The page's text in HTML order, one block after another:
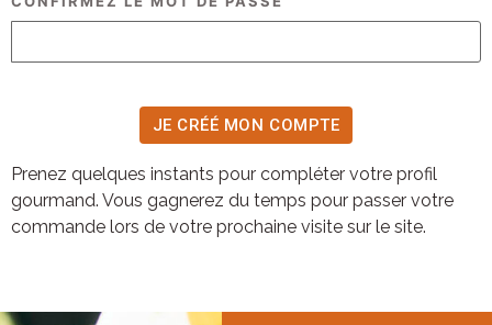
Prenez quelques instants pour compléter votre profil
gourmand. Vous gagnerez du temps pour passer votre
commande lors de votre prochaine visite sur le site.